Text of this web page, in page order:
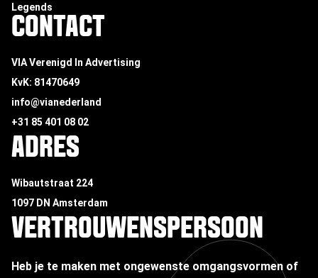
Legends
CONTACT
VIA Verenigd In Advertising
KvK: 81470649
info@vianederland
+31 85 401 08 02
ADRES
Wibautstraat 224
1097 DN Amsterdam
VERTROUWENSPERSOON
Heb je te maken met ongewenste omgangsvormen of